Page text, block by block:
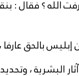
الله ؟ فقال :
إبليس بالحق
البشرية ،